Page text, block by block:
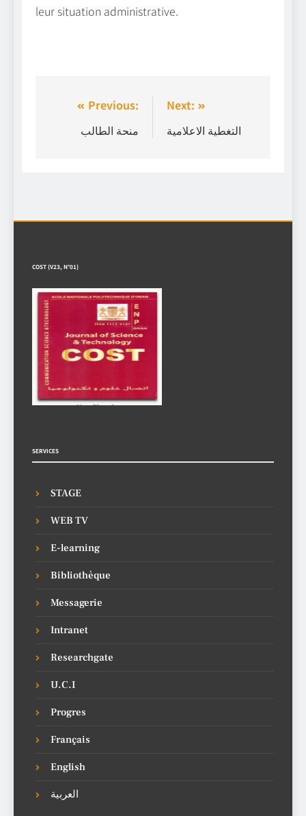
leur situation administrative.
Previous:
منحة الطالب
Next:
التغطية الاعلامية
COST (V23, N°01)
SERVICES
STAGE
WEB TV
E-learning
Bibliothèque
Messagerie
Intranet
Researchgate
U.C.I
Progres
Français
English
العربية